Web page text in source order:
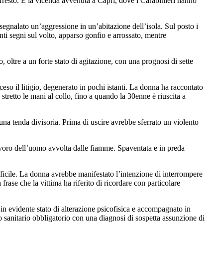
un’aggressione in un’abitazione dell’isola. Sul posto i
segni sul volto, apparso gonfio e arrossato, mentre
oltre a un forte stato di agitazione, con una prognosi di sette
il litigio, degenerato in pochi istanti. La donna ha raccontato
le mani al collo, fino a quando la 30enne è riuscita a
tenda divisoria. Prima di uscire avrebbe sferrato un violento
dell’uomo avvolta dalle fiamme. Spaventata e in preda
La donna avrebbe manifestato l’intenzione di interrompere
che la vittima ha riferito di ricordare con particolare
stato di alterazione psicofisica e accompagnato in
obbligatorio con una diagnosi di sospetta assunzione di